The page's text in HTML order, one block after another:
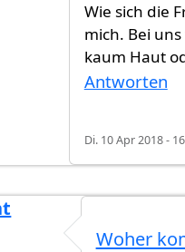
Wie sich die
mich. Bei
kaum Haut
Antworten
Di. 10 Apr 2018 -
Wie sich die Frauen…
Woher